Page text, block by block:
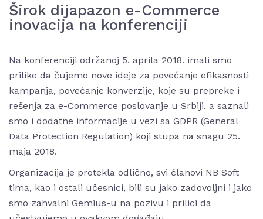
Širok dijapazon e-Commerce
inovacija na konferenciji
Na konferenciji održanoj 5. aprila 2018. imali smo
prilike da čujemo nove ideje za povećanje efikasnosti
kampanja, povećanje konverzije, koje su prepreke i
rešenja za e-Commerce poslovanje u Srbiji, a saznali
smo i dodatne informacije u vezi sa GDPR (General
Data Protection Regulation) koji stupa na snagu 25.
maja 2018.
Organizacija je protekla odlično, svi članovi NB Soft
tima, kao i ostali učesnici, bili su jako zadovoljni i jako
smo zahvalni Gemius-u na pozivu i prilici da